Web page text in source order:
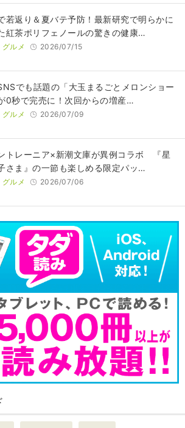
若返り＆夏バテ予防！最新研究で明らかに
紅茶ポリフェノールの驚きの健康…
ルメ 2026/07/15
でも話題の「大玉まるごとメロンショー
0秒で完売に！次回からの増産…
ルメ 2026/07/09
トレーニア×新潮文庫が異例コラボ 『星
さま』の一節も楽しめる限定パッ…
ルメ 2026/07/06